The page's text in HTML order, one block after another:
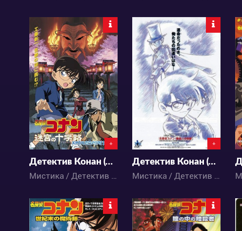
7413
0 2
+
Детектив Конан (фильм 7)
Мистика / Детектив / Комедия / Приключения / Сёнэн / Аниме
5359
0 4
+
Детектив Конан (фильм 8)
Мистика / Детектив / Комедия / Приключения / Сёнэн / Аниме